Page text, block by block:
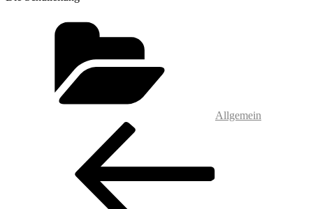
Allgemein
Beitragsnavigation